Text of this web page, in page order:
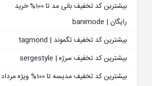
بیشترین کد تخفیف بانی مد تا 100% خرید
رایگان | banimode
بیشترین کد تخفیف تگموند | tagmond
بیشترین کد تخفیف سرژه | sergestyle
بیشترین کد تخفیف مدیسه تا 100% ویژه مرداد